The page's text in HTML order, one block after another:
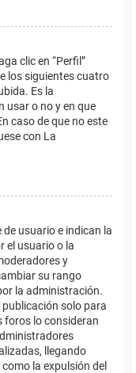
clic en “Perfil”
los siguientes cuatro
Es la
usar o no y en que
caso de que no este
con La
usuario e indican la
el usuario o la
y
su rango
la administración.
publicación solo para
foros lo consideran
llegando
la expulsión del